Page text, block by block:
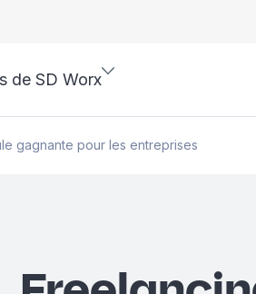
de SD Worx
gagnante pour les entreprises